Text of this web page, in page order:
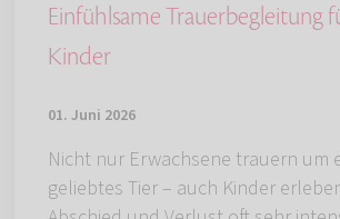
Einfühlsame Trauerbegleitung
Kinder
01. Juni 2026
Nicht nur Erwachsene trauern um
geliebtes Tier – auch Kinder